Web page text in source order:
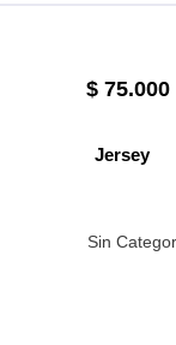
$ 75.000
Jersey
Sin